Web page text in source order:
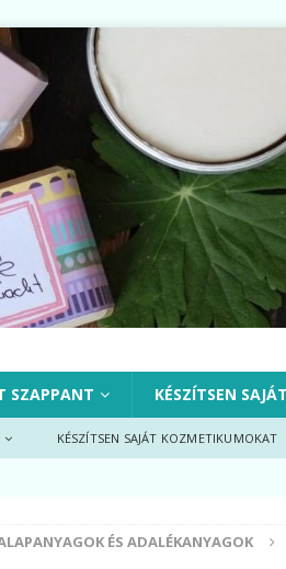
SZAPPANT KÉSZÍTSEN
KÉSZÍTSEN SAJÁT KOZMETIKUMOKAT
ÉS ADALÉKANYAGOK